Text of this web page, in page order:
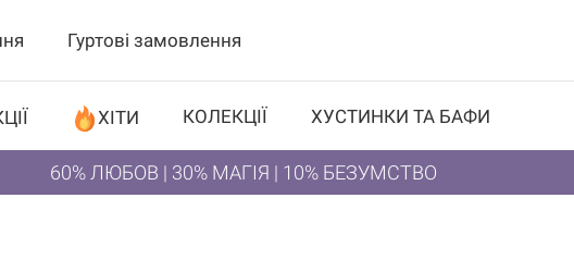
Гуртові замовлення
ХІТИ КОЛЕКЦІЇ ХУСТИНКИ ТА БАФИ
60% ЛЮБОВ | 30% МАГІЯ | 10% БЕЗУМСТВО